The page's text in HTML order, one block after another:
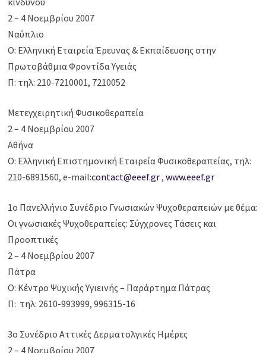
2 – 4 Νοεμβρίου 2007
Ναύπλιο
Ο: Ελληνική Εταιρεία Έρευνας & Εκπαίδευσης στην
Πρωτοβάθμια Φροντίδα Υγειάς
Π: τηλ: 210-7210001, 7210052
Μετεγχειρητική Φυσικοθεραπεία
2 – 4 Νοεμβρίου 2007
Αθήνα
Ο: Ελληνική Επιστημονική Εταιρεία Φυσικοθεραπείας, τηλ:
210-6891560, e-mail:contact@eeef.gr,www.eeef.gr
1ο Πανελλήνιο Συνέδριο Γνωσιακών Ψυχοθεραπειών με θέμα:
Οι γνωσιακές Ψυχοθεραπείες: Σύγχρονες Τάσεις και
Προοπτικές
2 – 4 Νοεμβρίου 2007
Πάτρα
Ο: Κέντρο Ψυχικής Υγιεινής – Παράρτημα Πάτρας
Π: τηλ: 2610-993999, 996315-16
3ο Συνέδριο Αττικές Δερματολγικές Ημέρες
2 – 4 Νοεμβρίου 2007